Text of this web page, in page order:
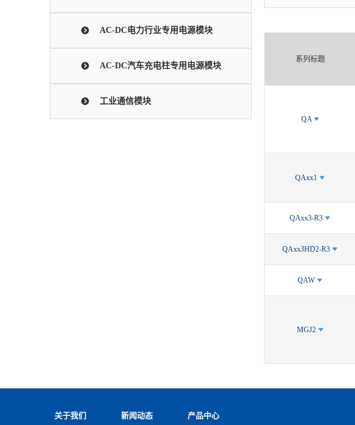
AC-DC电力行业专用电源模块
AC-DC汽车充电柱专用电源模块
工业通信模块
系列标题
QA
QAxx1
QAxx3-R3
QAxx3HD2-R3
QAW
MGJ2
关于我们 新闻动态 产品中心